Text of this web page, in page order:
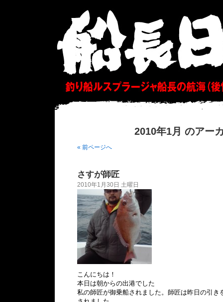
2010年1月 のアー
« 前ページへ
さすが師匠
2010年1月30日 土曜日
こんにちは！
本日は朝からの出港でした
私の師匠が御乗船されました。師匠は昨日の引き